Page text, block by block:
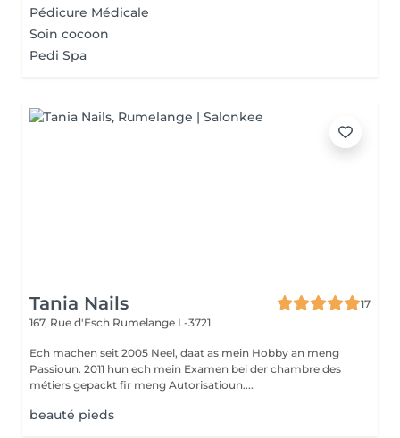
Pédicure Médicale
Soin cocoon
Pedi Spa
Tania Nails
17
167, Rue d'Esch Rumelange L-3721
Ech machen seit 2005 Neel, daat as mein Hobby an meng
Passioun. 2011 hun ech mein Examen bei der chambre des
métiers gepackt fir meng Autorisatioun....
beauté pieds